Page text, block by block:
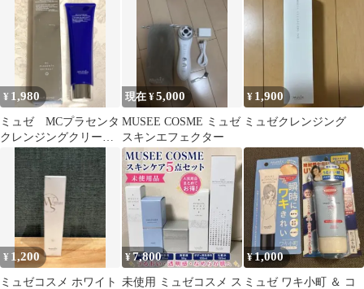
品未開封
¥ 1,980
ミュゼ MCプラセンタ
クレンジングクリーム
EX 未使用品
現在 ¥5,000
MUSEE COSME ミュゼ
スキンエフェクター
¥ 1,900
ミュゼクレンジング
¥ 1,200
ミュゼコスメ ホワイト
¥7,800
未使用 ミュゼコスメ ス
¥1,000
ミュゼ ワキ小町 ＆ コ